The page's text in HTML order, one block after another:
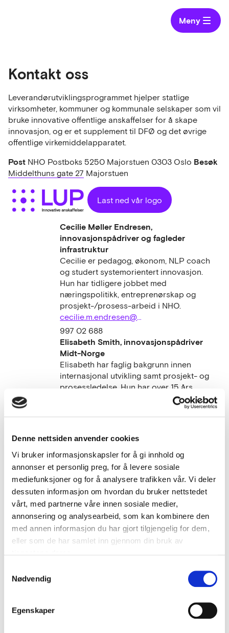
Denne nettsiden anvender cookies
Vi bruker informasjonskapsler for å gi innhold og
annonser et personlig preg, for å levere sosiale
mediefunksjoner og for å analysere trafikken vår. Vi deler
dessuten informasjon om hvordan du bruker nettstedet
vårt, med partnerne våre innen sosiale medier,
annonsering og analysearbeid, som kan kombinere den
med annen informasjon du har gjort tilgjengelig for dem,
eller som de har samlet inn gjennom din bruk av
Nødvendig
Egenskaper
Meny
Kontakt oss
Leverandørutviklingsprogrammet hjelper statlige
virksomheter, kommuner og kommunale selskaper som vil
bruke innovative offentlige anskaffelser for å skape
innovasjon, og er et supplement til DFØ og det øvrige
offentlige virkemiddelapparatet.
Post NHO Postboks 5250 Majorstuen 0303 Oslo Besøk
Middelthuns gate 27 Majorstuen
Last ned vår logo
Cecilie Møller Endresen,
innovasjonspådriver og fagleder
infrastruktur
Cecilie er pedagog, økonom, NLP coach
og studert systemorientert innovasjon.
Hun har tidligere jobbet med
næringspolitikk, entreprenørskap og
prosjekt-/prosess-arbeid i NHO.
cecilie.m.endresen@lup.no
997 02 688
Elisabeth Smith, innovasjonspådriver
Midt-Norge
Elisabeth har faglig bakgrunn innen
internasjonal utvikling samt prosjekt- og
prosessledelse. Hun har over 15 års
erfaring med offentlig–privat samarbeid
og har ledet og utviklet partnerskap på
Gørill Horrigmoe, innovasjonspådriver
og ansvarlig for partnernettverket
Gørill er utdannet pedagog og økonom.
Hun har bakgrunn som gründer og
bedriftsleder, og har lang erfaring med
tverrfaglig samarbeid i skjæringspunktet
mellom offentlig og privat sektor.
organisasjonsvitenskap, og har tidligere
jobbet med tjenestedesign i Snøhetta,